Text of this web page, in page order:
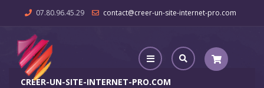
07.80.96.45.29 contact@creer-un-site-internet-pro.com
CREER-UN-SITE-INTERNET-PRO.COM